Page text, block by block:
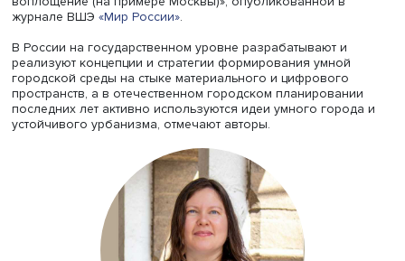
урбанистических концепций влияет на качество
Свои выводы они изложили в статье «Город
или город “удобный”: урбанистические тенденции и их
воплощение (на примере Москвы)», опубликованной в
журнале ВШЭ«Мир России».
В России на государственном уровне разрабатывают и
реализуют концепции и стратегии формирования умной
городской среды на стыке материального и цифрового
пространств, а в отечественном городском
последних лет активно используются идеи умного
устойчивого урбанизма, отмечают авторы.